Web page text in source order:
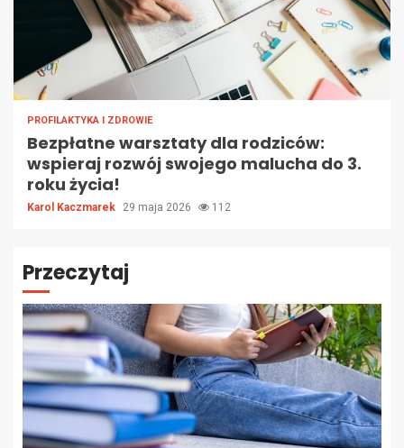
PROFILAKTYKA I ZDROWIE
Bezpłatne warsztaty dla rodziców:
wspieraj rozwój swojego malucha do 3.
roku życia!
Karol Kaczmarek 29 maja 2026 112
Przeczytaj